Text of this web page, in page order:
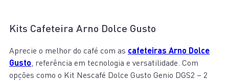
Kits Cafeteira Arno Dolce Gusto
Aprecie o melhor do café com as cafeteiras Arno Dolce
Gusto, referência em tecnologia e versatilidade. Com
opções como o Kit Nescafé Dolce Gusto Genio DGS2 – 2